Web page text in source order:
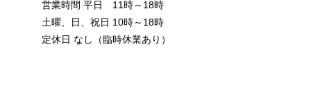
営業時間 平日 11時～18時
土曜、日、祝日 10時～18時
定休日 なし（臨時休業あり）